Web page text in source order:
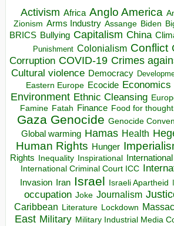
Activism Africa Anglo America
Zionism Arms Industry Assange Biden
BRICS Bullying Capitalism China
Punishment Colonialism Conflict
Corruption COVID-19 Crimes
Cultural violence Democracy
Eastern Europe Ecocide Economics
Environment Ethnic Cleansing
Famine Fatah Finance Food for
Gaza Genocide Genocide
Global warming Hamas Health
Human Rights Hunger
Rights Inequality Inspirational
International Criminal Court ICC
Invasion Iran Israel Israeli Apartheid
occupation Joke Journalism
Caribbean Literature Lockdown
East Military Military Industrial Media